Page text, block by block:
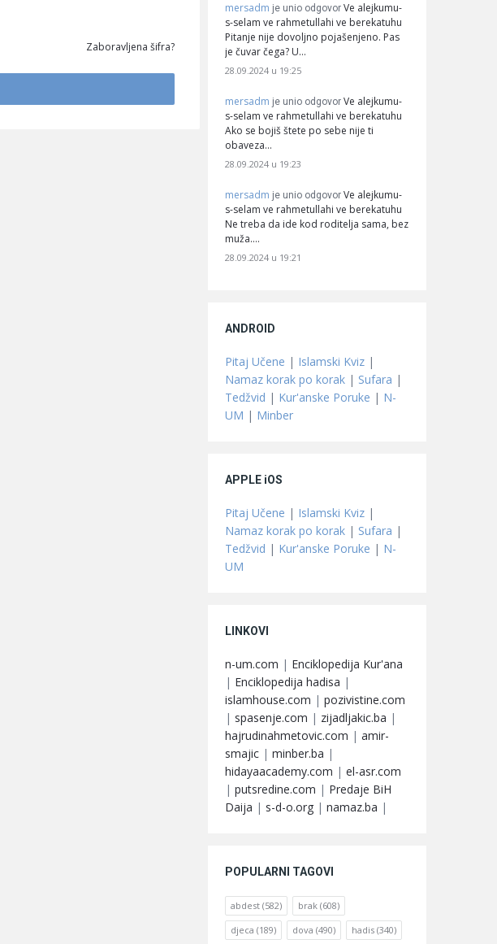
Zaboravljena šifra?
mersadm je unio odgovor Ve alejkumu-
s-selam ve rahmetullahi ve berekatuhu
Pitanje nije dovoljno pojašenjeno. Pas
je čuvar čega? U…
28.09.2024 u 19:25
mersadm je unio odgovor Ve alejkumu-
s-selam ve rahmetullahi ve berekatuhu
Ako se bojiš štete po sebe nije ti
obaveza…
28.09.2024 u 19:23
mersadm je unio odgovor Ve alejkumu-
s-selam ve rahmetullahi ve berekatuhu
Ne treba da ide kod roditelja sama, bez
muža.…
28.09.2024 u 19:21
ANDROID
Pitaj Učene | Islamski Kviz |
Namaz korak po korak | Sufara |
Tedžvid | Kur'anske Poruke | N-
UM | Minber
APPLE iOS
Pitaj Učene | Islamski Kviz |
Namaz korak po korak | Sufara |
Tedžvid | Kur'anske Poruke | N-
UM
LINKOVI
n-um.com | Enciklopedija Kur'ana
| Enciklopedija hadisa |
islamhouse.com | pozivistine.com
| spasenje.com | zijadljakic.ba |
hajrudinahmetovic.com | amir-
smajic | minber.ba |
hidayaacademy.com | el-asr.com
| putsredine.com | Predaje BiH
Daija | s-d-o.org | namaz.ba |
POPULARNI TAGOVI
abdest (582) brak (608)
djeca (189) dova (490) hadis (340)